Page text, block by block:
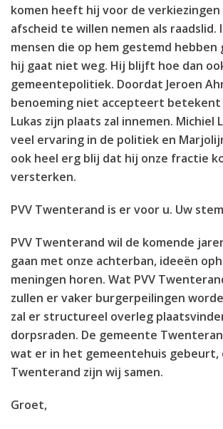
komen heeft hij voor de
afscheid te willen nemen als raadslid.
mensen die op hem gestemd
hij gaat niet weg. Hij blijft hoe dan
gemeentepolitiek. Doordat Jeroen
benoeming niet accepteert
Lukas zijn plaats zal innemen. Michiel
veel ervaring in de politiek en
ook heel erg blij dat hij onze fractie
versterken.
PVV Twenterand is er voor u. Uw
PVV Twenterand wil de komende
gaan met onze achterban, ideeën
meningen horen. Wat PVV
zullen er vaker burgerpeilingen
zal er structureel overleg
dorpsraden. De gemeente
wat er in het gemeentehuis gebeurt,
Twenterand zijn wij samen.
Groet,